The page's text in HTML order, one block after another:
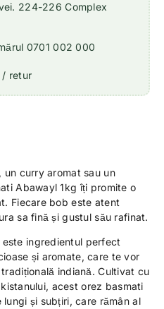
224-226 Complex
0701 002 000
/ retur
curry aromat sau un
Abawayl 1kg îți promite o
Fiecare bob este atent
sa fină și gustul său rafinat.
ingredientul perfect
și aromate, care te vor
indiană. Cultivat cu
acest orez basmati
și subțiri, care rămân al